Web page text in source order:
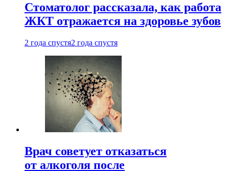
Стоматолог рассказала, как работа
ЖКТ отражается на здоровье зубов
2 года спустя2 года спустя
Врач советует отказаться
от алкоголя после